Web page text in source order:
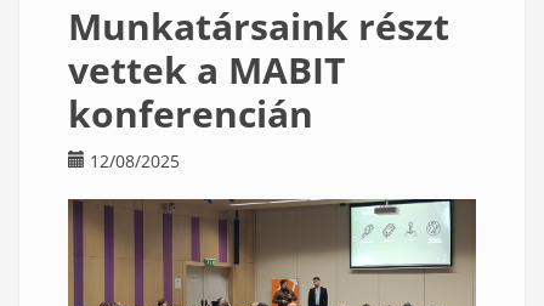
az
OnkoBankban)
Munkatársaink részt
vettek a MABIT
konferencián
12/08/2025